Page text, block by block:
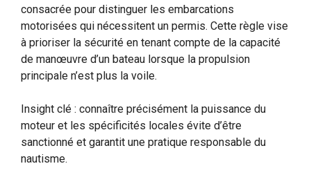
consacrée pour distinguer les embarcations
motorisées qui nécessitent un permis. Cette règle vise
à prioriser la sécurité en tenant compte de la capacité
de manœuvre d’un bateau lorsque la propulsion
principale n’est plus la voile.
Insight clé : connaître précisément la puissance du
moteur et les spécificités locales évite d’être
sanctionné et garantit une pratique responsable du
nautisme.